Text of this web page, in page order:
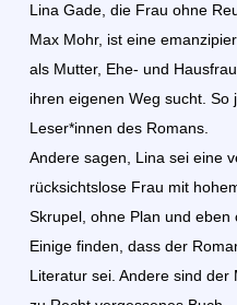
Lina Gade, die Frau ohne
Max Mohr, ist eine
als Mutter, Ehe- und
ihren eigenen Weg sucht. So
Leser*innen des Romans.
Andere sagen, Lina sei eine
rücksichtslose Frau mit
Skrupel, ohne Plan und eben
Einige finden, dass der
Literatur sei. Andere sind der